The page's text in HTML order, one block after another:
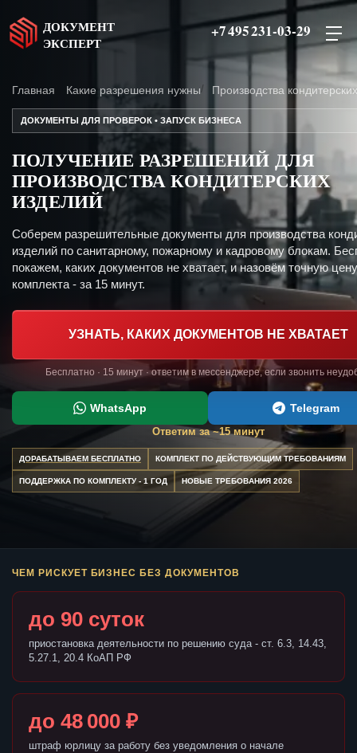
ДОКУМЕНТ
ЭКСПЕРТ
+7 495 231-03-29
Главная Какие разрешения нужны Производства
ДОКУМЕНТЫ ДЛЯ ПРОВЕРОК • ЗАПУСК БИЗНЕСА
ПОЛУЧЕНИЕ РАЗРЕШЕНИЙ ДЛЯ
ПРОИЗВОДСТВА КОНДИТЕРСКИХ
ИЗДЕЛИЙ
Соберем разрешительные документы для производства
изделий по санитарному, пожарному и кадровому блокам.
покажем, каких документов не хватает, и назовём точную цену
комплекта - за 15 минут.
УЗНАТЬ, КАКИХ ДОКУМЕНТОВ НЕ ХВАТАЕТ
Бесплатно · 15 минут · ответим в мессенджере, если звонить
WhatsApp Telegram
Ответим за ~15 минут
ДОРАБАТЫВАЕМ БЕСПЛАТНО КОМПЛЕКТ ПО ДЕЙСТВУЮЩИМ ТРЕБОВАНИЯМ
ПОДДЕРЖКА ПО КОМПЛЕКТУ - 1 ГОД НОВЫЕ ТРЕБОВАНИЯ 2026
ЧЕМ РИСКУЕТ БИЗНЕС БЕЗ ДОКУМЕНТОВ
до 90 суток
приостановка деятельности по решению суда - ст. 6.3, 14.43,
5.27.1, 20.4 КоАП РФ
до 48 000 ₽
штраф юрлицу за работу без уведомления о начале